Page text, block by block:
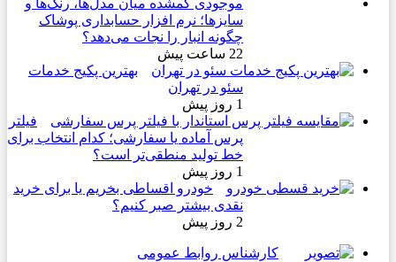
موجودی گمشده میان مدل‌ها، رنگ‌ها و
سایزها؛ نرم افزار حسابداری پوشاک
چگونه انبار را نجات می‌دهد؟
22 ساعت پیش
بهترین پکیج خدمات
سئو در تهران
1 روز پیش
فیلتر
پرس آماده یا سفارشی؛ کدام انتخاب برای
خط تولید منطقی‌تر است؟
1 روز پیش
خودرو اقساطی بخریم یا برای خرید
نقدی بیشتر صبر کنیم؟
2 روز پیش
کارشناس روابط عمومی